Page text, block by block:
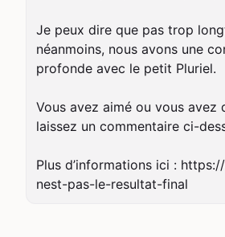
Je peux dire que pas trop
néanmoins, nous avons une
profonde avec le petit Pluriel.
Vous avez aimé ou vous avez
laissez un commentaire ci-
Plus d’informations ici :
nest-pas-le-resultat-final